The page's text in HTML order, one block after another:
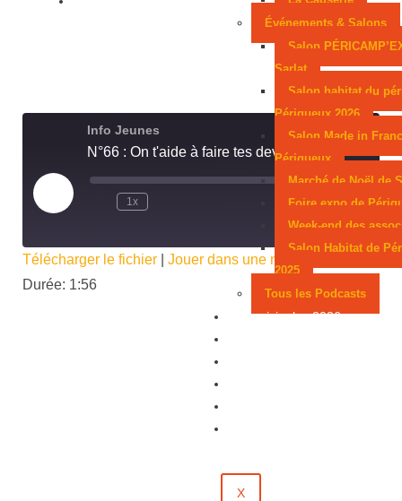
Événements & Salons
Salon
Sarlat
Salon habitat du
Périgueux 2026
Salon Made in
Périgueux
Marché de Noël de
Foire expo de
Week-end des
Salon Habitat de
2025
Tous les Podcasts
Municipales 2026
X
Info Jeunes
N°66 : On t'aide à faire tes devoirs
1x 00:00 / 1:56
Télécharger le fichier Jouer dans une nouvelle fenêtre
Durée: 1:56